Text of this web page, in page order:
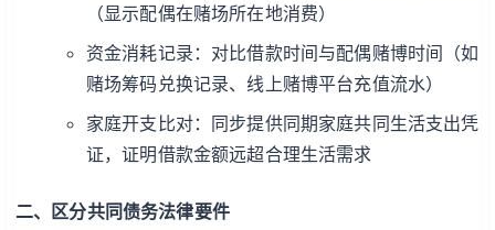
（显示配偶在赌场所在地消费）
资金消耗记录：对比借款时间与配偶赌博时间（如
赌场筹码兑换记录、线上赌博平台充值流水）
家庭开支比对：同步提供同期家庭共同生活支出凭
证，证明借款金额远超合理生活需求
二、区分共同债务法律要件